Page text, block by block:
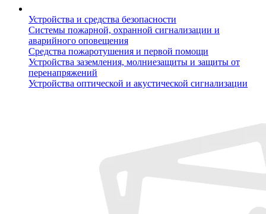
Устройства и средства безопасности
Системы пожарной, охранной сигнализации и
аварийного оповещения
Средства пожаротушения и первой помощи
Устройства заземления, молниезащиты и защиты от
перенапряжений
Устройства оптической и акустической сигнализации